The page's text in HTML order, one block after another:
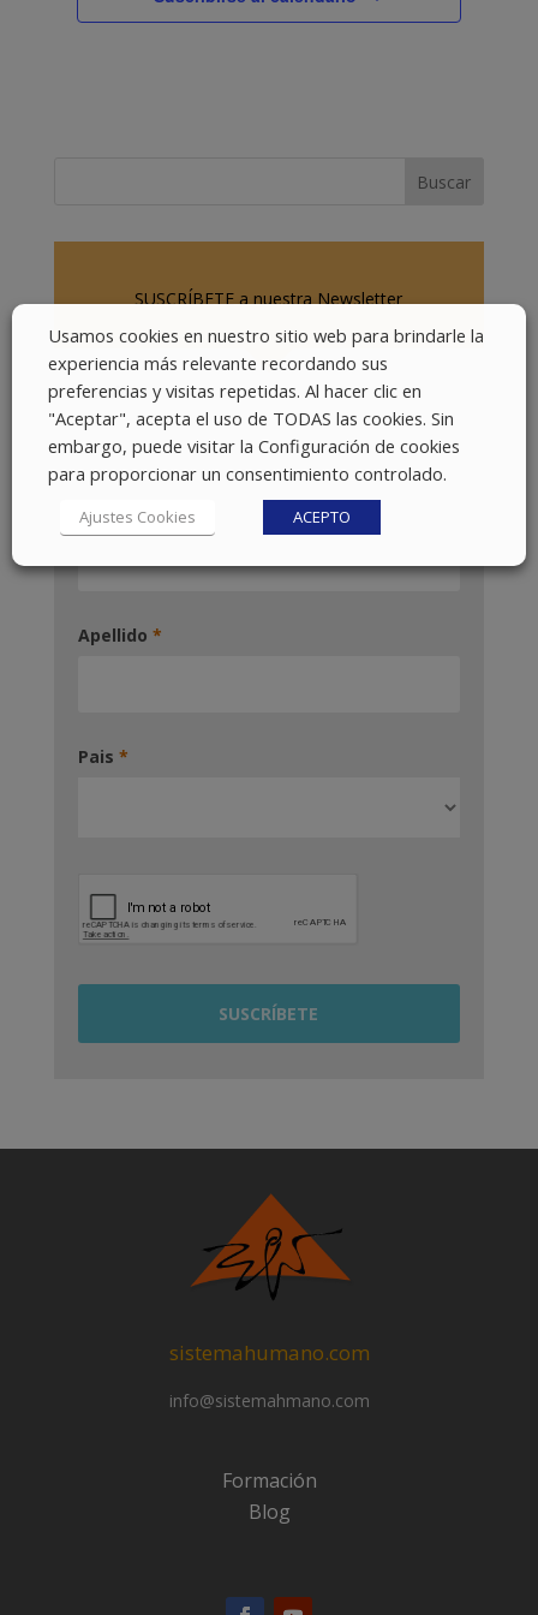
SUSCRÍBETE a nuestra Newsletter
Email*
Nombre*
Apellido *
Pais *
sistemahumano.com
info@sistemahmano.com
Formación
Blog
Usamos cookies en nuestro sitio web para brindarle la
experiencia más relevante recordando sus
preferencias y visitas repetidas. Al hacer clic en
"Aceptar", acepta el uso de TODAS las cookies. Sin
embargo, puede visitar la Configuración de cookies
para proporcionar un consentimiento controlado.
Ajustes Cookies ACEPTO